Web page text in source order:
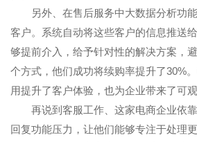
另外、在售后服务中大数据分析功
客户。系统自动将这些客户的信息推送
够提前介入，给予针对性的解决方案，
个方式，他们成功将续购率提升了30%
用提升了客户体验，也为企业带来了可观
再说到客服工作、这家电商企业依
回复功能压力，让他们能够专注于处理